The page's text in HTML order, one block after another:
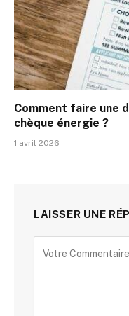
Comment faire une
chèque énergie ?
1 avril 2026
LAISSER UNE